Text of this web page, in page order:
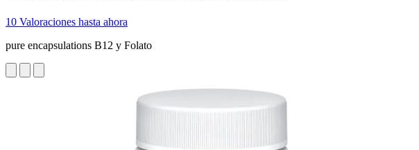
10 Valoraciones hasta ahora
pure encapsulations B12 y Folato